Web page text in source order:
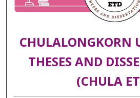
CHULALONGKORN
THESES AND
(CHULA